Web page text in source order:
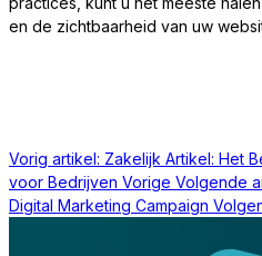
en de zichtbaarheid van uw
Vorig artikel: Zakelijk Artikel: Het
voor Bedrijven Vorige Volgende
Digital Marketing Campaign